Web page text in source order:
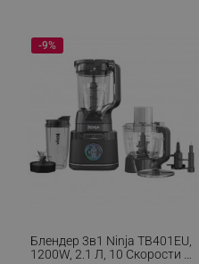
Блендер 3в1 Ninja TB401EU,
1200W, 2.1 Л, 10 Скорости +
-9%